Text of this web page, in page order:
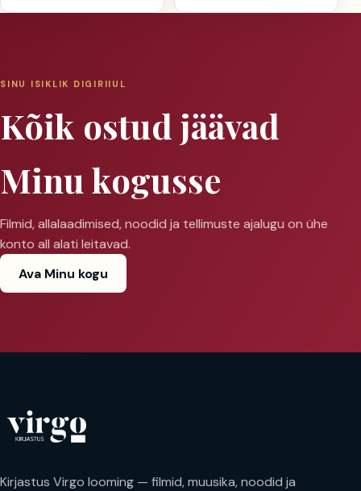
SINU ISIKLIK DIGIRIIUL
Kõik ostud jäävad
Minu kogusse
Filmid, allalaadimised, noodid ja tellimuste ajalugu on ühe
konto all alati leitavad.
Ava Minu kogu
Kirjastus Virgo looming — filmid, muusika, noodid ja